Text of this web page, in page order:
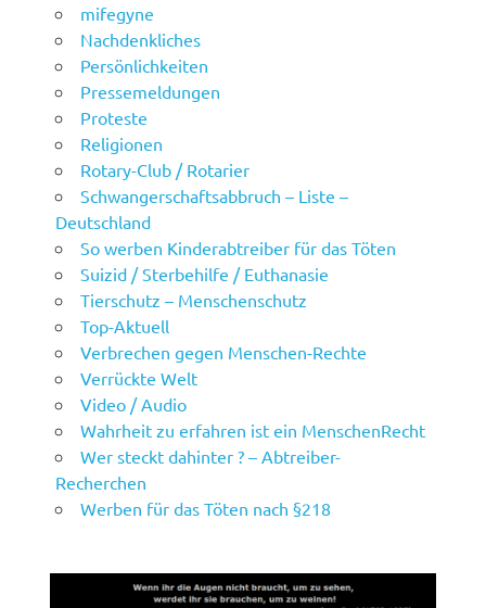
mifegyne
Nachdenkliches
Persönlichkeiten
Pressemeldungen
Proteste
Religionen
Rotary-Club / Rotarier
Schwangerschaftsabbruch – Liste –
Deutschland
So werben Kinderabtreiber für das Töten
Suizid / Sterbehilfe / Euthanasie
Tierschutz – Menschenschutz
Top-Aktuell
Verbrechen gegen Menschen-Rechte
Verrückte Welt
Video / Audio
Wahrheit zu erfahren ist ein MenschenRecht
Wer steckt dahinter ? – Abtreiber-
Recherchen
Werben für das Töten nach §218